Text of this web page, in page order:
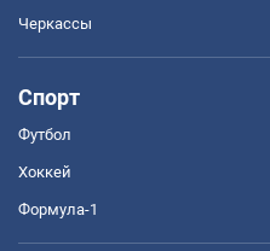
Черкассы
Спорт
Футбол
Хоккей
Формула-1